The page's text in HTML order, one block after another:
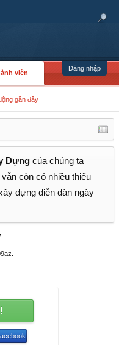
Đăng nhập
viên
gần đây
Dựng của chúng ta
còn có nhiều thiếu
dựng diễn đàn ngày